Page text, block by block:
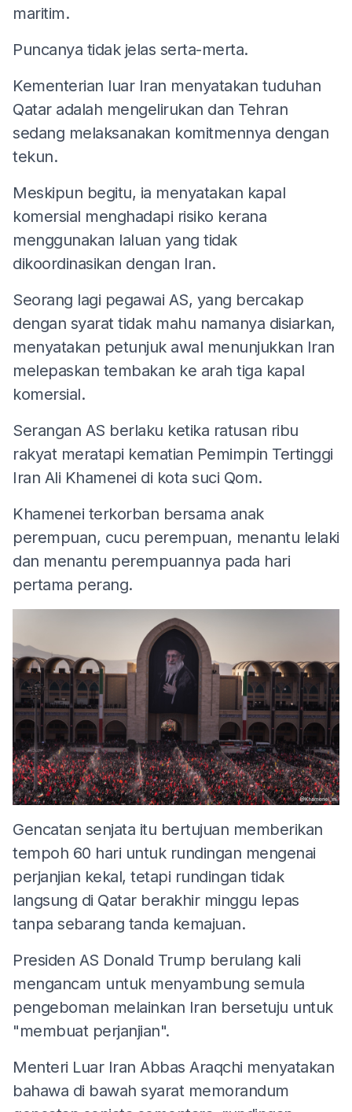
maritim.
Puncanya tidak jelas serta-merta.
Kementerian luar Iran menyatakan tuduhan
Qatar adalah mengelirukan dan Tehran
sedang melaksanakan komitmennya dengan
tekun.
Meskipun begitu, ia menyatakan kapal
komersial menghadapi risiko kerana
menggunakan laluan yang tidak
dikoordinasikan dengan Iran.
Seorang lagi pegawai AS, yang bercakap
dengan syarat tidak mahu namanya disiarkan,
menyatakan petunjuk awal menunjukkan Iran
melepaskan tembakan ke arah tiga kapal
komersial.
Serangan AS berlaku ketika ratusan ribu
rakyat meratapi kematian Pemimpin Tertinggi
Iran Ali Khamenei di kota suci Qom.
Khamenei terkorban bersama anak
perempuan, cucu perempuan, menantu lelaki
dan menantu perempuannya pada hari
pertama perang.
Gencatan senjata itu bertujuan memberikan
tempoh 60 hari untuk rundingan mengenai
perjanjian kekal, tetapi rundingan tidak
langsung di Qatar berakhir minggu lepas
tanpa sebarang tanda kemajuan.
Presiden AS Donald Trump berulang kali
mengancam untuk menyambung semula
pengeboman melainkan Iran bersetuju untuk
"membuat perjanjian".
Menteri Luar Iran Abbas Araqchi menyatakan
bahawa di bawah syarat memorandum